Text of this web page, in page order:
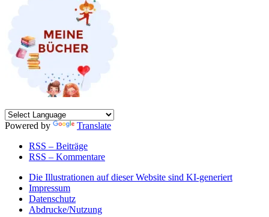
Powered by
Translate
RSS – Beiträge
RSS – Kommentare
Die Illustrationen auf dieser Website sind KI-generiert
Impressum
Datenschutz
Abdrucke/Nutzung